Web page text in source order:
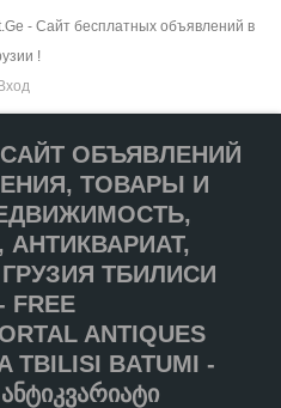
- Сайт бесплатных объявлений в
!
Вход